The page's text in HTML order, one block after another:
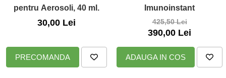
pentru Aerosoli, 40 ml.
30,00 Lei
PRECOMANDA
Imunoinstant
425,50 Lei
390,00 Lei
ADAUGA IN COS